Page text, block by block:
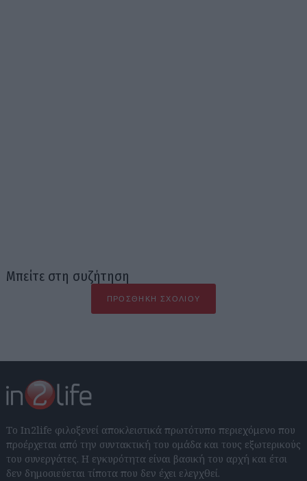
Μπείτε στη συζήτηση
ΠΡΟΣΘΉΚΗ ΣΧΟΛΊΟΥ
Το In2life φιλοξενεί αποκλειστικά πρωτότυπο περιεχόμενο που
προέρχεται από την συντακτική του ομάδα και τους εξωτερικούς
του συνεργάτες. Η εγκυρότητα είναι βασική του αρχή και έτσι
δεν δημοσιεύεται τίποτα που δεν έχει ελεγχθεί.